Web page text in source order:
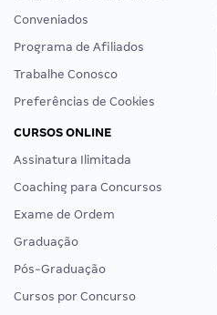
Conveniados
Programa de Afiliados
Trabalhe Conosco
Preferências de Cookies
CURSOS ONLINE
Assinatura Ilimitada
Coaching para Concursos
Exame de Ordem
Graduação
Pós-Graduação
Cursos por Concurso